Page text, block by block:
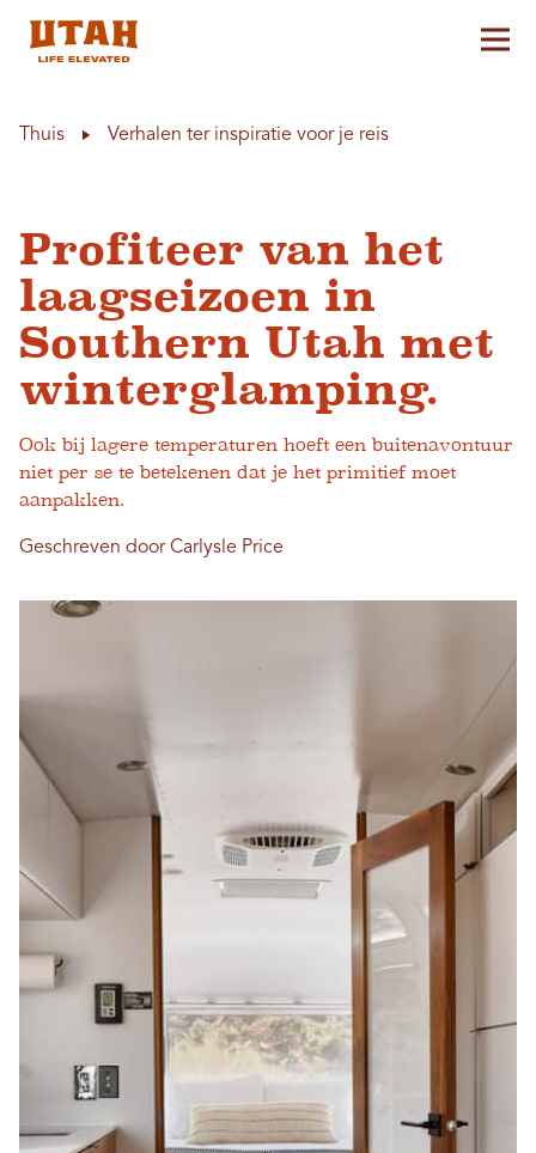
Thuis Verhalen ter inspiratie voor je reis
Profiteer van het
laagseizoen in
Southern Utah met
winterglamping.
Ook bij lagere temperaturen hoeft een buitenavontuur
niet per se te betekenen dat je het primitief moet
aanpakken.
Geschreven door Carlysle Price